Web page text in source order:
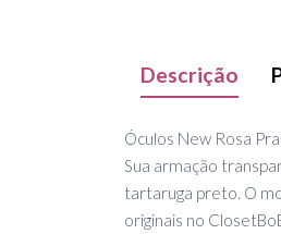
Descrição
Óculos New Rosa
Sua armação
tartaruga preto. O
originais no